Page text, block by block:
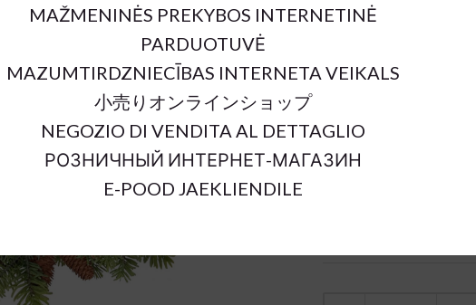
Color:
Units:
MAŽMENINĖS PREKYBOS INTERNETINĖ
PARDUOTUVĖ
MAZUMTIRDZNIECĪBAS INTERNETA VEIKALS
小売りオンラインショップ
NEGOZIO DI VENDITA AL DETTAGLIO
РОЗНИЧНЫЙ ИНТЕРНЕТ-МАГАЗИН
E-POOD JAEKLIENDILE